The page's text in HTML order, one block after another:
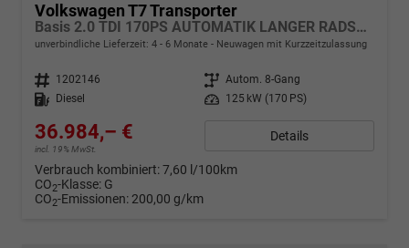
Volkswagen T7 Transporter
Basis 2.0 TDI 170PS AUTOMATIK LANGER RADSTAND, Parksensoren hinten, Tempomat, Zentralverriegelung + Keyless Start, Radio 13" Wireless App-Connect, Schiebetüre rechts, Heckklappe
unverbindliche Lieferzeit: 4 - 6 Monate Neuwagen mit Kurzzeitzulassung
Fahrzeugnr. 1202146 Getriebe Autom. 8-Gang
Kraftstoff
Diesel Leistung 125 kW (170 PS)
36.984,– €
incl. 19% MwSt.
Details
Verbrauch kombiniert:7,60 l/100km
CO2-Klasse: G
CO2-Emissionen: 200,00 g/km